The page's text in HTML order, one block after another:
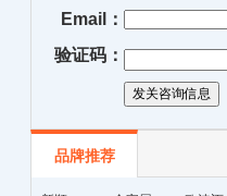
Email：
验证码：
品牌推荐